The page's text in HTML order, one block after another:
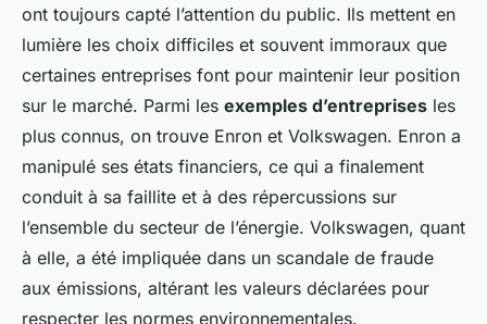
ont toujours capté l’attention du public. Ils mettent en
lumière les choix difficiles et souvent immoraux que
certaines entreprises font pour maintenir leur position
sur le marché. Parmi les exemples d’entreprises les
plus connus, on trouve Enron et Volkswagen. Enron a
manipulé ses états financiers, ce qui a finalement
conduit à sa faillite et à des répercussions sur
l’ensemble du secteur de l’énergie. Volkswagen, quant
à elle, a été impliquée dans un scandale de fraude
aux émissions, altérant les valeurs déclarées pour
respecter les normes environnementales.